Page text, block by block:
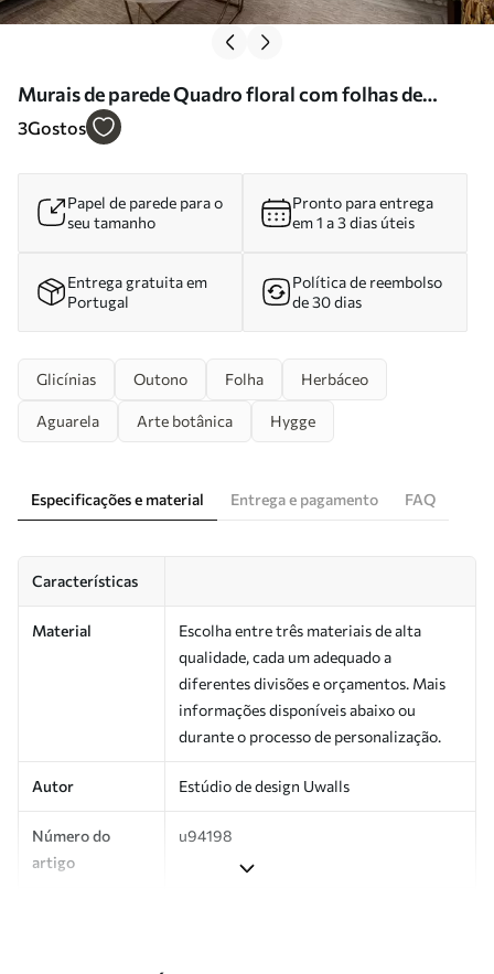
Murais de parede Quadro floral com folhas de
outono Nr. u94198
3Gostos
Papel de parede para o
seu tamanho
Pronto para entrega
em 1 a 3 dias úteis
Entrega gratuita em
Portugal
Política de reembolso
de 30 dias
Glicínias Outono Folha Herbáceo
Aguarela Arte botânica Hygge
Especificações e material Entrega e pagamento FAQ
Características
Material
Escolha entre três materiais de alta
qualidade, cada um adequado a
diferentes divisões e orçamentos. Mais
informações disponíveis abaixo ou
durante o processo de personalização.
Autor Estúdio de design Uwalls
Número do
artigo
u94198